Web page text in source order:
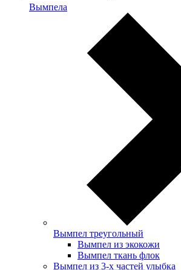
Вымпела
Вымпел треугольный
Вымпел из экокожи
Вымпел ткань флок
Вымпел из 3-х частей улыбка